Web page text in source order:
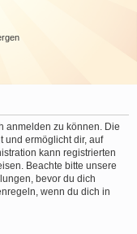
anmelden zu können. Die
und ermöglicht dir, auf
kann registrierten
Beachte bitte unsere
bevor du dich
wenn du dich in